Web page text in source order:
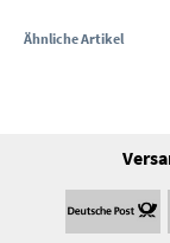
Ähnliche Artikel